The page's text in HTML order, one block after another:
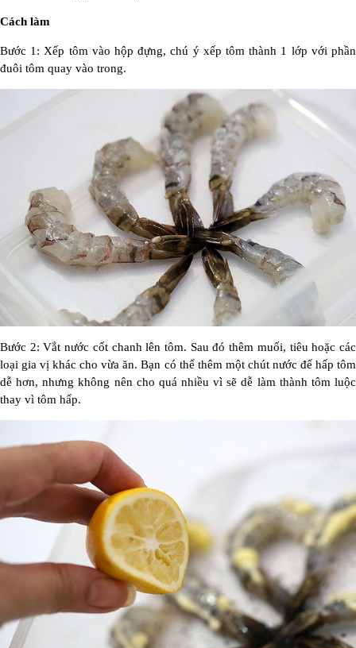
Cách làm
Bước 1: Xếp tôm vào hộp đựng, chú ý xếp tôm thành 1 lớp với phần
đuôi tôm quay vào trong.
Bước 2: Vắt nước cốt chanh lên tôm. Sau đó thêm muối, tiêu hoặc các
loại gia vị khác cho vừa ăn. Bạn có thể thêm một chút nước để hấp tôm
dễ hơn, nhưng không nên cho quá nhiều vì sẽ dễ làm thành tôm luộc
thay vì tôm hấp.